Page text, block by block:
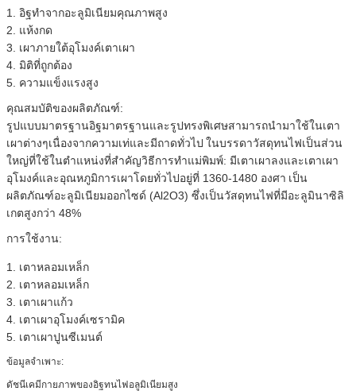
1. อิฐทำจากอะลูมิเนียมคุณภาพสูง
2. แห้งกด
3. เผาภายใต้อุโมงค์เตาเผา
4. มิติที่ถูกต้อง
5. ความแข็งแรงสูง
คุณสมบัติของผลิตภัณฑ์:
รูปแบบมาตรฐานอิฐมาตรฐานและรูปทรงพิเศษสามารถนำมาใช้ในเตา
เผาต่างๆเนื่องจากความเท่และมีถาดทั่วไป ในบรรดาวัสดุทนไฟเป็นส่วน
ใหญ่ที่ใช้ในตำแหน่งที่สำคัญวิธีการทำแม่พิมพ์: มีเตาเผาลงและเตาเผา
อุโมงค์และอุณหภูมิการเผาโดยทั่วไปอยู่ที่ 1360-1480 องศา เป็น
ผลิตภัณฑ์อะลูมิเนียมออกไซด์ (Al2O3) ซึ่งเป็นวัสดุทนไฟที่มีอะลูมินาซิลิ
เกตสูงกว่า 48%
การใช้งาน:
1. เตาหลอมเหล็ก
2. เตาหลอมเหล็ก
3. เตาเผาแก้ว
4. เตาเผาอุโมงค์เซรามิค
5. เตาเผาปูนซีเมนต์
ข้อมูลจำเพาะ:
ดัชนีเคมีกายภาพของอิฐทนไฟอลูมิเนียมสูง